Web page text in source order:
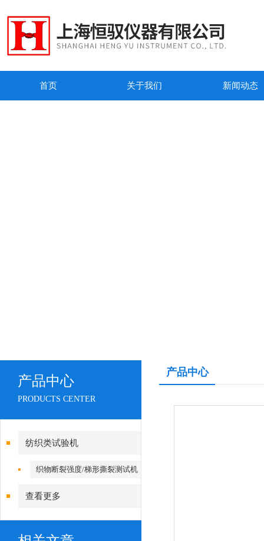
首页 关于我们 新闻动态
产品中心
PRODUCTS CENTER
纺织类试验机
织物断裂强度/梯形撕裂测试机
查看更多
产品中心